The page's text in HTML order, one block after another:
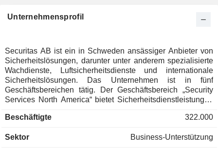
Unternehmensprofil
Securitas AB ist ein in Schweden ansässiger Anbieter von
Sicherheitslösungen, darunter unter anderem spezialisierte
Wachdienste, Luftsicherheitsdienste und internationale
Sicherheitslösungen. Das Unternehmen ist in fünf
Geschäftsbereichen tätig. Der Geschäftsbereich „Security
Services North America“ bietet Sicherheitsdienstleistungen
„Security Services Europe“ bietet
„Mobile and Monitoring“ bietet mobile Dienste wie Streifen-
Beschäftigte 322.000
Sektor Business-Unterstützung